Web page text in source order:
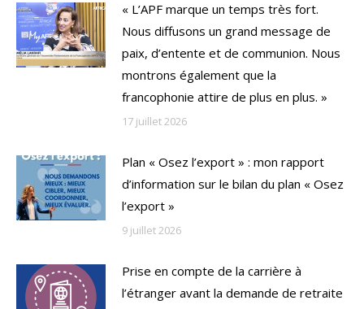
« L’APF marque un temps très fort.
Nous diffusons un grand message de
paix, d’entente et de communion. Nous
montrons également que la
francophonie attire de plus en plus. »
17 juillet 2026
Plan « Osez l’export » : mon rapport
d’information sur le bilan du plan « Osez
l’export »
9 juillet 2026
Prise en compte de la carrière à
l’étranger avant la demande de retraite